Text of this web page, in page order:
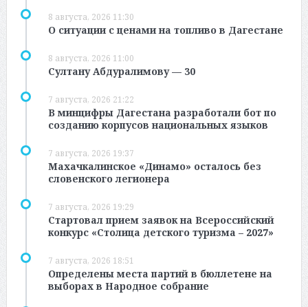
8 августа, 2026 11:30
О ситуации с ценами на топливо в Дагестане
8 августа, 2026 11:00
Султану Абдуралимову — 30
7 августа, 2026 21:22
В минцифры Дагестана разработали бот по
созданию корпусов национальных языков
7 августа, 2026 19:37
Махачкалинское «Динамо» осталось без
словенского легионера
7 августа, 2026 19:29
Стартовал прием заявок на Всероссийский
конкурс «Столица детского туризма – 2027»
7 августа, 2026 18:51
Определены места партий в бюллетене на
выборах в Народное собрание